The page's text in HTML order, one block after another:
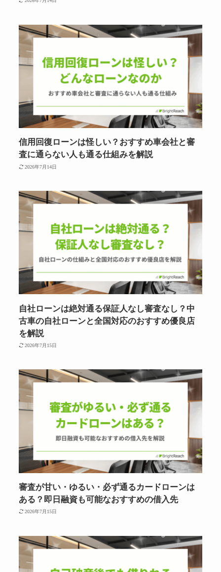
信用回復ローンは怪しい？おすすめ車会社と審
査に通らない人も通る仕組みを解説
2026年7月14日
自社ローンは絶対通る保証人なし審査なし？中
古車の自社ローンと全国対応のおすすめ優良店
を解説
2026年7月15日
審査が甘い・ゆるい・必ず通るカードローンは
ある？即日融資も可能なおすすめの借入先
2026年7月15日